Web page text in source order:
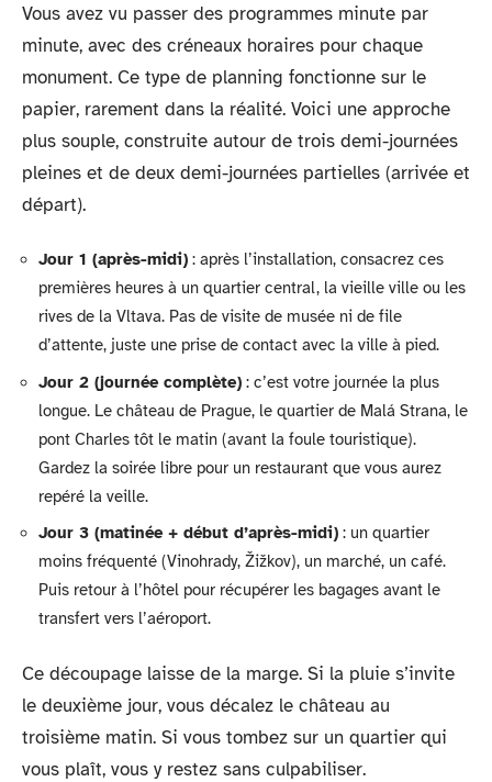
Vous avez vu passer des programmes minute par
minute, avec des créneaux horaires pour chaque
monument. Ce type de planning fonctionne sur le
papier, rarement dans la réalité. Voici une approche
plus souple, construite autour de trois demi-journées
pleines et de deux demi-journées partielles (arrivée et
départ).
Jour 1 (après-midi) : après l’installation, consacrez ces
premières heures à un quartier central, la vieille ville ou les
rives de la Vltava. Pas de visite de musée ni de file
d’attente, juste une prise de contact avec la ville à pied.
Jour 2 (journée complète) : c’est votre journée la plus
longue. Le château de Prague, le quartier de Malá Strana, le
pont Charles tôt le matin (avant la foule touristique).
Gardez la soirée libre pour un restaurant que vous aurez
repéré la veille.
Jour 3 (matinée + début d’après-midi) : un quartier
moins fréquenté (Vinohrady, Žižkov), un marché, un café.
Puis retour à l’hôtel pour récupérer les bagages avant le
transfert vers l’aéroport.
Ce découpage laisse de la marge. Si la pluie s’invite
le deuxième jour, vous décalez le château au
troisième matin. Si vous tombez sur un quartier qui
vous plaît, vous y restez sans culpabiliser.